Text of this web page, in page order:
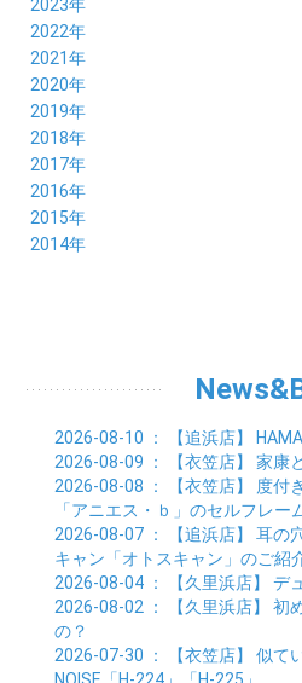
10月 (8)
09月 (8)
08月 (9)
07月 (7)
06月 (9)
05月 (8)
04月 (8)
03月 (9)
02月 (8)
01月 (8)
11月 (9)
10月 (8)
09月 (9)
08月 (7)
07月 (8)
06月 (8)
05月 (8)
04月 (8)
03月 (8)
02月 (9)
2023年
12月 (8)
11月 (8)
10月 (8)
09月 (8)
08月 (9)
07月 (9)
06月 (8)
05月 (9)
04月 (9)
03月 (8)
2022年
12月 (9)
11月 (5)
10月 (4)
09月 (5)
08月 (4)
07月 (4)
06月 (5)
05月 (5)
04月 (2)
2021年
12月 (6)
11月 (4)
10月 (3)
09月 (7)
08月 (5)
07月 (4)
06月 (6)
05月 (6)
2020年
12月 (3)
11月 (6)
10月 (7)
09月 (7)
08月 (5)
07月 (5)
06月 (7)
2019年
12月 (9)
11月 (5)
10月 (7)
09月 (11)
08月 (6)
07月 (5)
2018年
12月 (6)
11月 (7)
10月 (6)
09月 (8)
08月 (4)
01月 (7)
2017年
12月 (6)
11月 (4)
10月 (5)
02月 (3)
01月 (6)
2016年
12月 (7)
11月 (4)
03月 (6)
02月 (9)
01月 (11)
2015年
12月 (6)
06月 (2)
2014年
2026-08-10 ： 【追浜店】
2026-08-09 ： 【衣笠店】 家康
2026-08-08 ： 【衣笠店】
度付
「アニエス・ｂ」のセルフレー
2026-08-07 ： 【追浜店】 耳の
キャン「オトスキャン」のご紹
2026-08-04 ： 【久里浜店】 デ
2026-08-02 ： 【久里浜店】 初
の？
2026-07-30 ： 【衣笠店】 似て